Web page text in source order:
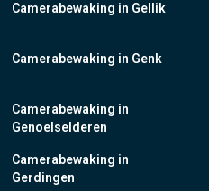
Camerabewaking in Gellik
Camerabewaking in Genk
Camerabewaking in
Genoelselderen
Camerabewaking in
Gerdingen